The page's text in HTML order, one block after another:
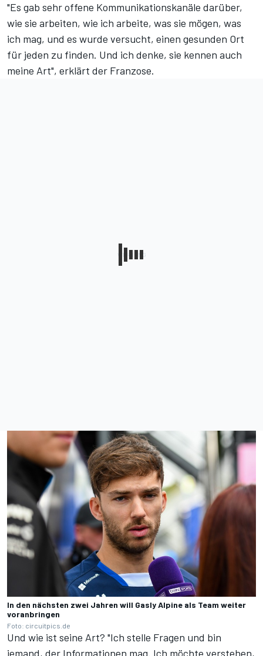
"Es gab sehr offene Kommunikationskanäle darüber,
wie sie arbeiten, wie ich arbeite, was sie mögen, was
ich mag, und es wurde versucht, einen gesunden Ort
für jeden zu finden. Und ich denke, sie kennen auch
meine Art", erklärt der Franzose.
In den nächsten zwei Jahren will Gasly Alpine als Team weiter
voranbringen
Foto: circuitpics.de
Und wie ist seine Art? "Ich stelle Fragen und bin
jemand, der Informationen mag. Ich möchte verstehen,